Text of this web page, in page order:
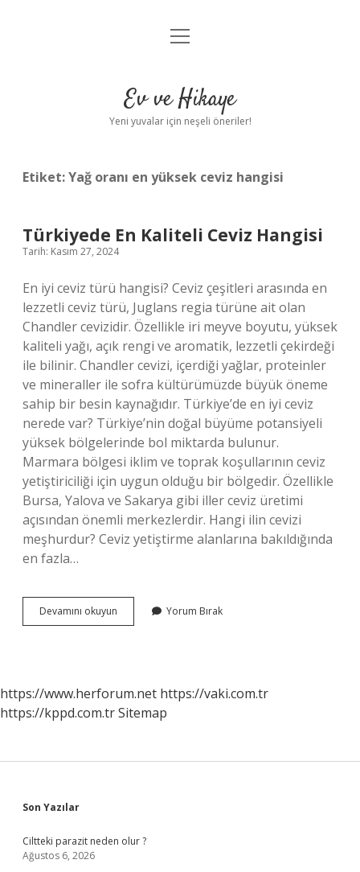
Anasayfa
Yasal Uyarı
menüyü
Ev ve Hikaye
Yeni yuvalar için neşeli öneriler!
Etiket:Yağ oranı en yüksek ceviz hangisi
Türkiyede En Kaliteli Ceviz Hangisi
Tarih: Kasım 27, 2024
En iyi ceviz türü hangisi? Ceviz çeşitleri arasında en
lezzetli ceviz türü, Juglans regia türüne ait olan
Chandler cevizidir. Özellikle iri meyve boyutu, yüksek
kaliteli yağı, açık rengi ve aromatik, lezzetli çekirdeği
ile bilinir. Chandler cevizi, içerdiği yağlar, proteinler
ve mineraller ile sofra kültürümüzde büyük öneme
sahip bir besin kaynağıdır. Türkiye’de en iyi ceviz
nerede var? Türkiye’nin doğal büyüme potansiyeli
yüksek bölgelerinde bol miktarda bulunur.
Marmara bölgesi iklim ve toprak koşullarının ceviz
yetiştiriciliği için uygun olduğu bir bölgedir. Özellikle
Bursa, Yalova ve Sakarya gibi iller ceviz üretimi
açısından önemli merkezlerdir. Hangi ilin cevizi
meşhurdur? Ceviz yetiştirme alanlarına bakıldığında
en fazla…
Devamını okuyun Türkiyede
En
Yorum Bırak
https://www.herforum.net https://vaki.com.tr
https://kppd.com.trSitemap
Sidebar
Son Yazılar
Ciltteki parazit neden olur ?
Ağustos 6, 2026